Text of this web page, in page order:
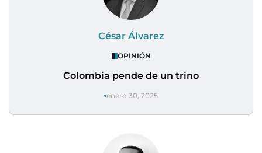
César Álvarez
OPINIÓN
Colombia pende de un trino
enero 30, 2025